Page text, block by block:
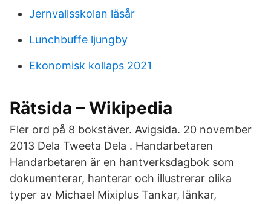
Jernvallsskolan läsår
Lunchbuffe ljungby
Ekonomisk kollaps 2021
Rätsida – Wikipedia
Fler ord på 8 bokstäver. Avigsida. 20 november
2013 Dela Tweeta Dela . Handarbetaren
Handarbetaren är en hantverksdagbok som
dokumenterar, hanterar och illustrerar olika
typer av Michael Mixiplus Tankar, länkar,